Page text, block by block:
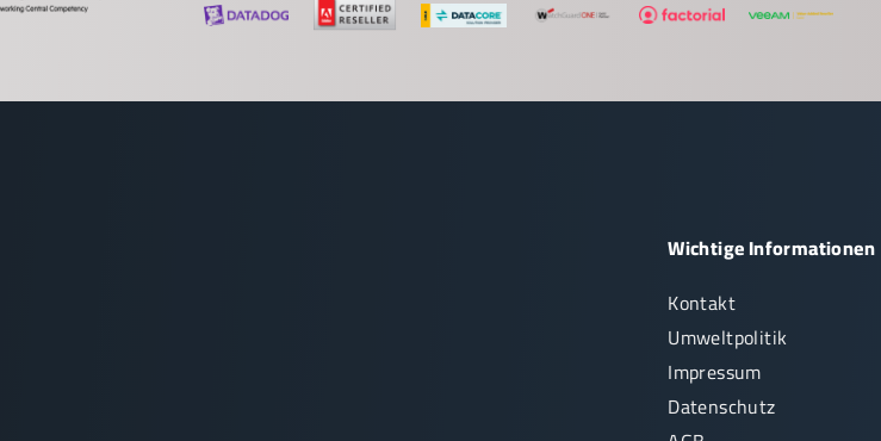
Wichtige Informationen
Kontakt
Umweltpolitik
Impressum
Datenschutz